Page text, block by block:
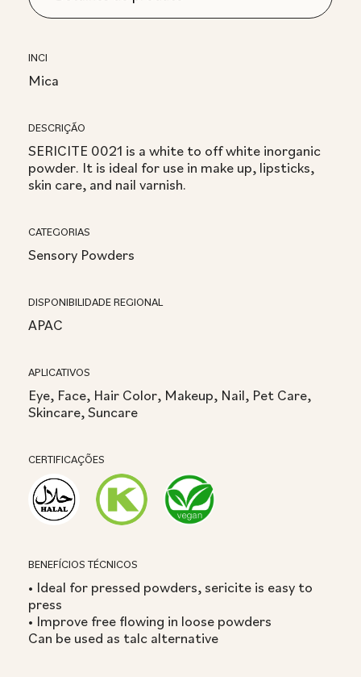
INCI
Mica
DESCRIÇÃO
SERICITE 0021 is a white to off white inorganic
powder. It is ideal for use in make up, lipsticks,
skin care, and nail varnish.
CATEGORIAS
Sensory Powders
DISPONIBILIDADE REGIONAL
APAC
APLICATIVOS
Eye, Face, Hair Color, Makeup, Nail, Pet Care,
Skincare, Suncare
CERTIFICAÇÕES
BENEFÍCIOS TÉCNICOS
• Ideal for pressed powders, sericite is easy to
press
• Improve free flowing in loose powders
Can be used as talc alternative